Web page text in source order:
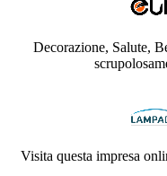
Decorazione, Salute,
Visita questa impresa